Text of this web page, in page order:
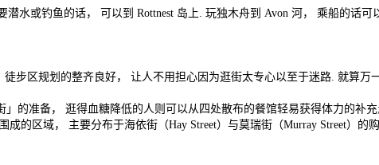
水或钓鱼的话， 可以到 Rottnest 岛上. 玩独木舟到 Avon 河， 乘船的话
步区规划的整齐良好， 让人不用担心因为逛街太专心以至于迷路. 就算万
的准备， 逛得血糖降低的人则可以从四处散布的餐馆轻易获得体力的补
成的区域， 主要分布于海依街（Hay Street）与莫瑞街（Murray Street）